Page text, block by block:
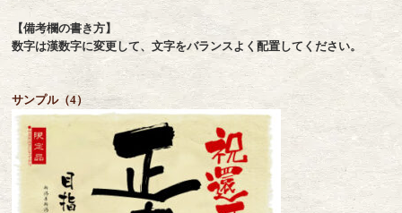
【備考欄の書き方】
数字は漢数字に変更して、文字をバランスよく配置してください。
サンプル（4）